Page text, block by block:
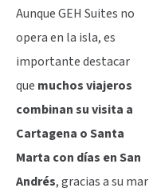
Aunque GEH Suites no
opera en la isla, es
importante destacar
que muchos viajeros
combinan su visita a
Cartagena o Santa
Marta con días en San
Andrés, gracias a su mar